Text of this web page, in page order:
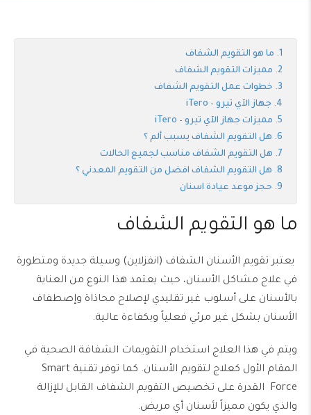
ما هو التقويم الشفاف
مميزات التقويم الشفاف
خطوات عمل التقويم الشفاف
جهاز الآي تيرو – iTero
مميزات جهاز الآي تيرو – iTero
هل التقويم الشفاف يسبب ألم ؟
هل التقويم الشفاف مناسب لجميع الحالات
هل التقويم الشفاف افضل من التقويم المعدني ؟
حجز موعد عيادة اسنان
ما هو التقويم الشفاف
يعتبر تقويم الأسنان الشفاف (انفزلاين) وسيلة جديدة ومتطورة
في علاج مشاكل الأسنان، حيث يعتمد هذا النوع من العناية
بالأسنان على أسلوب غير تقليدي لإصلاح محاذاة وإصطفاف
الأسنان بشكل غير مرئي فعلياً وبكفاءة عالية.
ويتم في هذا العلاج استخدام التقويمات الشفافة الصحية في
المقام الأول كعلاج لتقويم الأسنان. كما توفر تقنية Smart
Force القدرة على تخصيص التقويم الشفاف القابل للإزالة
والذي يكون مميزاً لأسنان أي مريض.